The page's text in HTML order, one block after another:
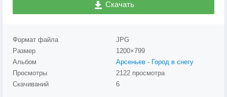
Скачать
Формат файла
JPG
Размер
1200×799
Альбом
Арсеньев - Город в снегу
Просмотры
2122 просмотра
Скачиваний
6